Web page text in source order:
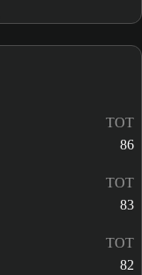
TOT
86
TOT
83
TOT
82